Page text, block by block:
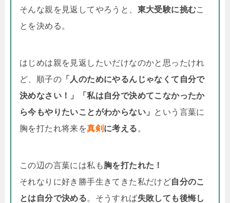
そんな親を見返してやろうと、 東大受験に挑むこ
とを決める。
はじめは親を見返したいだけなのかと思ったけれ
ど、順子の 「人のためにやるんじゃなくて自分で
決めなさい！」「私は自分で決めてこなかったか
ら今もやりたいことがわからない」 という言葉に
胸を打たれ将来を真剣 に考える。
この辺の言葉には私も胸を打たれた！
それなりに好き勝手生きてきた私だけど自分のこ
とは自分で決める。そうすれば失敗しても後悔し